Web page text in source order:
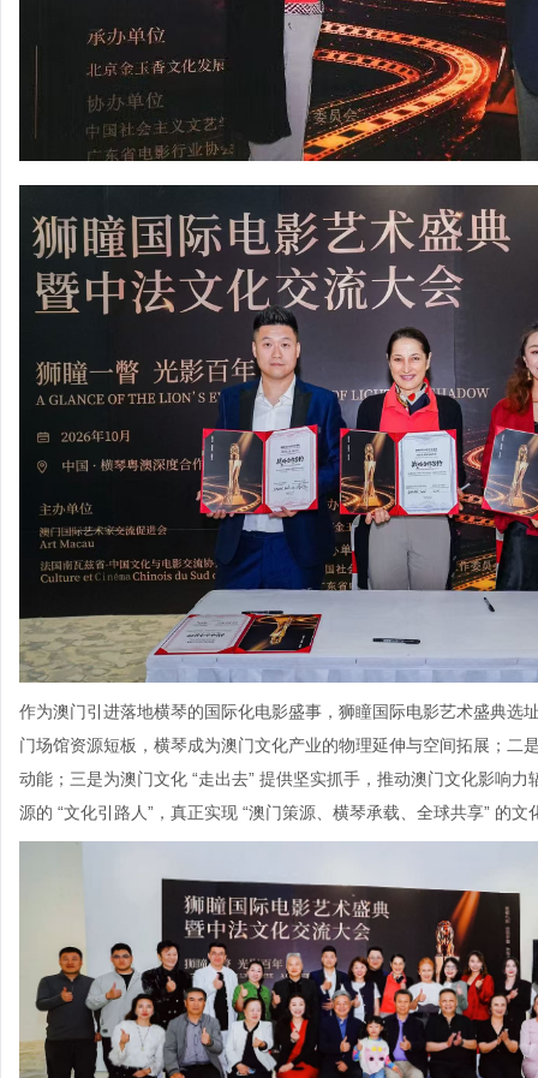
作为澳门引进落地横琴的国际化电影盛事，狮瞳国际电影艺术盛典选
门场馆资源短板，横琴成为澳门文化产业的物理延伸与空间拓展；
动能；三是为澳门文化 “走出去” 提供坚实抓手，推动澳门文化影响
源的 “文化引路人”，真正实现 “澳门策源、横琴承载、全球共享” 的文